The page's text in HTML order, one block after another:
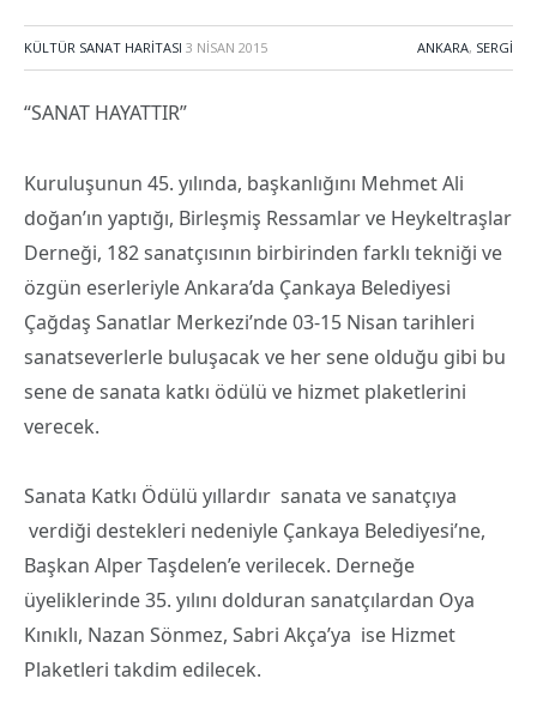
KÜLTÜR SANAT HARITASI 3 NISAN 2015 ANKARA, SERGI
“SANAT HAYATTIR”
Kuruluşunun 45. yılında, başkanlığını Mehmet Ali
doğan’ın yaptığı, Birleşmiş Ressamlar ve Heykeltraşlar
Derneği, 182 sanatçısının birbirinden farklı tekniği ve
özgün eserleriyle Ankara’da Çankaya Belediyesi
Çağdaş Sanatlar Merkezi’nde 03-15 Nisan tarihleri
sanatseverlerle buluşacak ve her sene olduğu gibi bu
sene de sanata katkı ödülü ve hizmet plaketlerini
verecek.
Sanata Katkı Ödülü yıllardır sanata ve sanatçıya
verdiği destekleri nedeniyle Çankaya Belediyesi’ne,
Başkan Alper Taşdelen’e verilecek. Derneğe
üyeliklerinde 35. yılını dolduran sanatçılardan Oya
Kınıklı, Nazan Sönmez, Sabri Akça’ya ise Hizmet
Plaketleri takdim edilecek.